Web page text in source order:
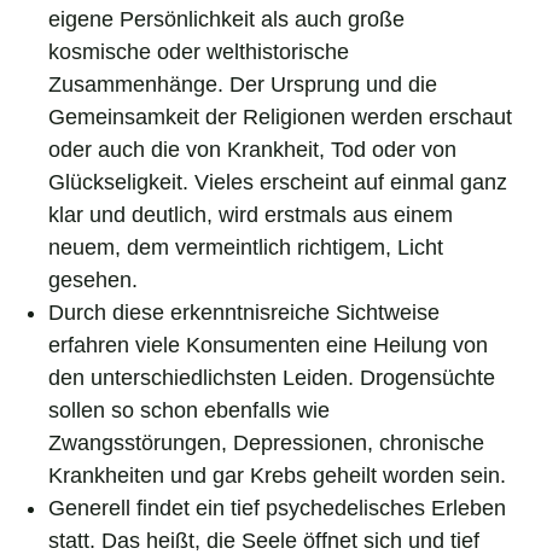
eigene Persönlichkeit als auch große
kosmische oder welthistorische
Zusammenhänge. Der Ursprung und die
Gemeinsamkeit der Religionen werden erschaut
oder auch die von Krankheit, Tod oder von
Glückseligkeit. Vieles erscheint auf einmal ganz
klar und deutlich, wird erstmals aus einem
neuem, dem vermeintlich richtigem, Licht
gesehen.
Durch diese erkenntnisreiche Sichtweise
erfahren viele Konsumenten eine Heilung von
den unterschiedlichsten Leiden. Drogensüchte
sollen so schon ebenfalls wie
Zwangsstörungen, Depressionen, chronische
Krankheiten und gar Krebs geheilt worden sein.
Generell findet ein tief psychedelisches Erleben
statt. Das heißt, die Seele öffnet sich und tief